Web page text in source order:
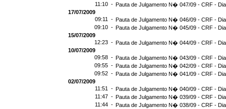
11:10 - Pauta de Julgamento N� 047/09 - CRF -
17/07/2009
09:11 - Pauta de Julgamento N� 046/09 - CRF -
09:10 - Pauta de Julgamento N� 045/09 - CRF -
15/07/2009
12:23 - Pauta de Julgamento N� 044/09 - CRF -
10/07/2009
09:58 - Pauta de Julgamento N� 043/09 - CRF -
09:55 - Pauta de Julgamento N� 042/09 - CRF -
09:52 - Pauta de Julgamento N� 041/09 - CRF -
02/07/2009
11:51 - Pauta de Julgamento N� 040/09 - CRF -
11:47 - Pauta de Julgamento N� 039/09 - CRF -
11:44 - Pauta de Julgamento N� 038/09 - CRF -